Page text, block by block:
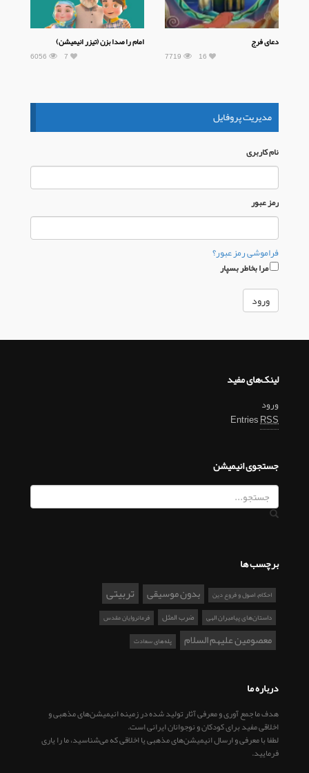
دعای فرج
7719 16
امام را صدا بزن (تیزر انیمیشن)
6056 7
مدیریت پروفایل
نام كاربری
رمز عبور
فراموشی رمز عبور؟
مرا بخاطر بسپار
لینک‌های مفید
ورود
EntriesRSS
جستجوی انیمیشن
برچسب ها
احکام، اصول و فروع دین بدون موسیقی تربیتی
داستان‌های پیامبران الهی ضرب المثل فرمانروایان مقدس
معصومین علیهم السلام پله‌های سعادت
درباره ما
هدف ما جمع آوری و معرفی آثار تولید شده در زمینه انیمیشن‌های مذهبی و
اخلاقی مفید برای کودکان و نوجوانان ایرانی است.
لطفا با معرفی و ارسال انیمیشن‌های مذهبی یا اخلاقی که می‌شناسید، ما را یاری
فرمایید.